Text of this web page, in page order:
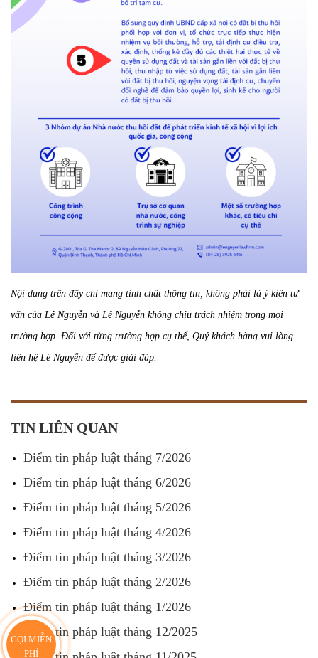
Nội dung trên đây chỉ mang tính chất thông tin, không phải là ý kiến tư
vấn của Lê Nguyễn và Lê Nguyễn không chịu trách nhiệm trong mọi
trường hợp. Đối với từng trường hợp cụ thể, Quý khách hàng vui lòng
liên hệ Lê Nguyễn để được giải đáp.
TIN LIÊN QUAN
Điểm tin pháp luật tháng 7/2026
Điểm tin pháp luật tháng 6/2026
Điểm tin pháp luật tháng 5/2026
Điểm tin pháp luật tháng 4/2026
Điểm tin pháp luật tháng 3/2026
Điểm tin pháp luật tháng 2/2026
Điểm tin pháp luật tháng 1/2026
Điểm tin pháp luật tháng 12/2025
GỌI MIỄN
PHÍ